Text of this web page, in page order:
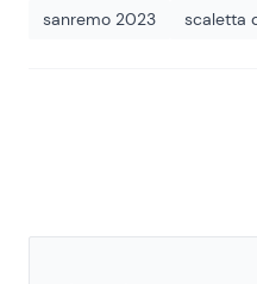
sanremo 2023 scaletta